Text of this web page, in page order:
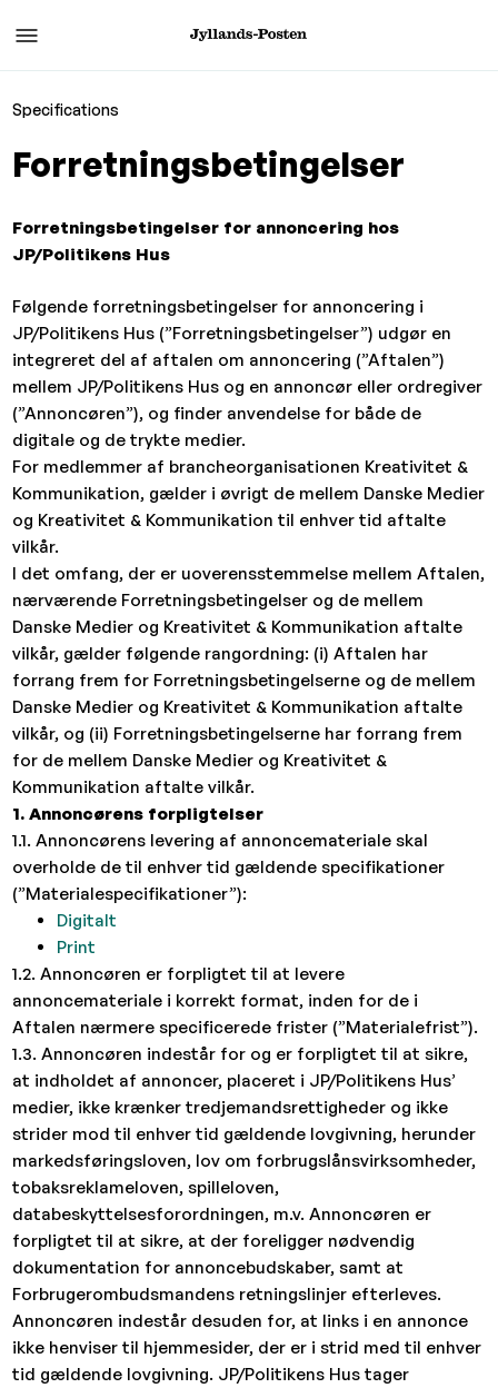
Specifications
Forretningsbetingelser
Forretningsbetingelser for annoncering hos
JP/Politikens Hus
Følgende forretningsbetingelser for annoncering i
JP/Politikens Hus (”Forretningsbetingelser”) udgør en
integreret del af aftalen om annoncering (”Aftalen”)
mellem JP/Politikens Hus og en annoncør eller ordregiver
(”Annoncøren”), og finder anvendelse for både de
digitale og de trykte medier.
For medlemmer af brancheorganisationen Kreativitet &
Kommunikation, gælder i øvrigt de mellem Danske Medier
og Kreativitet & Kommunikation til enhver tid aftalte
vilkår.
I det omfang, der er uoverensstemmelse mellem Aftalen,
nærværende Forretningsbetingelser og de mellem
Danske Medier og Kreativitet & Kommunikation aftalte
vilkår, gælder følgende rangordning: (i) Aftalen har
forrang frem for Forretningsbetingelserne og de mellem
Danske Medier og Kreativitet & Kommunikation aftalte
vilkår, og (ii) Forretningsbetingelserne har forrang frem
for de mellem Danske Medier og Kreativitet &
Kommunikation aftalte vilkår.
1. Annoncørens forpligtelser
1.1. Annoncørens levering af annoncemateriale skal
overholde de til enhver tid gældende specifikationer
(”Materialespecifikationer”):
Digitalt
Print
1.2. Annoncøren er forpligtet til at levere
annoncemateriale i korrekt format, inden for de i
Aftalen nærmere specificerede frister (”Materialefrist”).
1.3. Annoncøren indestår for og er forpligtet til at sikre,
at indholdet af annoncer, placeret i JP/Politikens Hus’
medier, ikke krænker tredjemandsrettigheder og ikke
strider mod til enhver tid gældende lovgivning, herunder
markedsføringsloven, lov om forbrugslånsvirksomheder,
tobaksreklameloven, spilleloven,
databeskyttelsesforordningen, m.v. Annoncøren er
forpligtet til at sikre, at der foreligger nødvendig
dokumentation for annoncebudskaber, samt at
Forbrugerombudsmandens retningslinjer efterleves.
Annoncøren indestår desuden for, at links i en annonce
ikke henviser til hjemmesider, der er i strid med til enhver
tid gældende lovgivning. JP/Politikens Hus tager